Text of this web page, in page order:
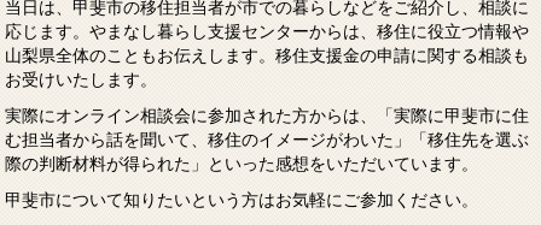
当日は、甲斐市の移住担当者が市での暮らしなどをご紹介し、相談に
応じます。やまなし暮らし支援センターからは、移住に役立つ情報や
山梨県全体のこともお伝えします。移住支援金の申請に関する相談も
お受けいたします。
実際にオンライン相談会に参加された方からは、「実際に甲斐市に住
む担当者から話を聞いて、移住のイメージがわいた」「移住先を選ぶ
際の判断材料が得られた」といった感想をいただいています。
甲斐市について知りたいという方はお気軽にご参加ください。